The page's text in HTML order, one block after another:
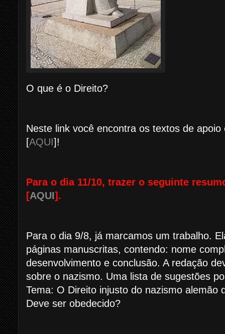
O que é o Direito?
Neste link você encontra os textos de
[AQUI]!
Para o dia 11/10, trazer o seguinte
[AQUI].
Para o dia 9/8, já marcamos um trabalho.
páginas manuscritas, contendo: nome
desenvolvimento e conclusão. A redação
sobre o nazismo. Uma lista de sugestões
Tema: O Direito injusto do nazismo alemão
Deve ser obedecido?